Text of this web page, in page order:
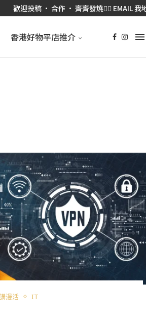
歡迎投稿 • 合作 • 齊齊發燒👉🏼 EMAIL 我
香港好物平店推介
漫活 IT